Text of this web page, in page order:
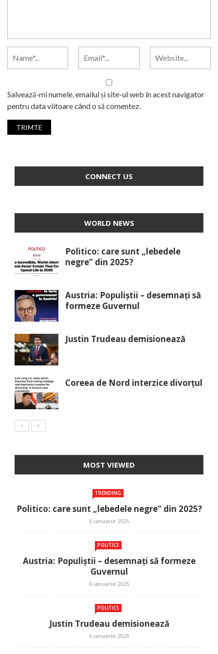
Salvează-mi numele, emailul și site-ul web în acest navigator
pentru data viitoare când o să comentez.
CONNECT US
WORLD NEWS
Politico: care sunt „lebedele
negre” din 2025?
Austria: Populiștii – desemnați să
formeze Guvernul
Justin Trudeau demisionează
Coreea de Nord interzice divorțul
MOST VIEWED
TRENDING
Politico: care sunt „lebedele negre” din 2025?
6 ianuarie 2025
POLITICS
Austria: Populiștii – desemnați să formeze
Guvernul
6 ianuarie 2025
POLITICS
Justin Trudeau demisionează
6 ianuarie 2025